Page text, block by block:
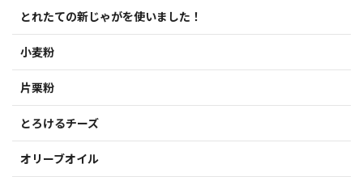
とれたての新じゃがを使いました！
小麦粉
片栗粉
とろけるチーズ
オリーブオイル